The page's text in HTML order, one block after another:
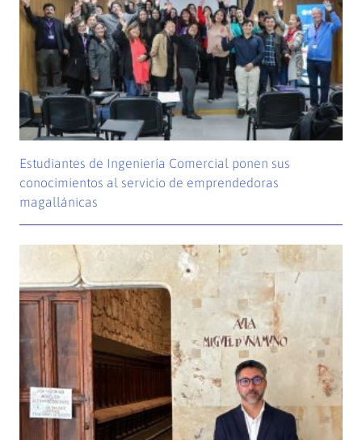
Estudiantes de Ingeniería Comercial ponen sus
conocimientos al servicio de emprendedoras
magallánicas